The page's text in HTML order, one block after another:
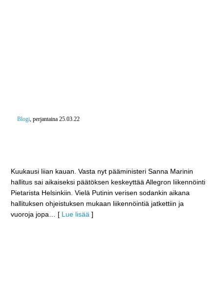
Blogi, perjantaina 25.03.22
Kuukausi liian kauan. Vasta nyt pääministeri Sanna Marinin
hallitus sai aikaiseksi päätöksen keskeyttää Allegron liikennöinti
Pietarista Helsinkiin. Vielä Putinin verisen sodankin aikana
hallituksen ohjeistuksen mukaan liikennöintiä jatkettiin ja
vuoroja jopa … [ Lue lisää ]